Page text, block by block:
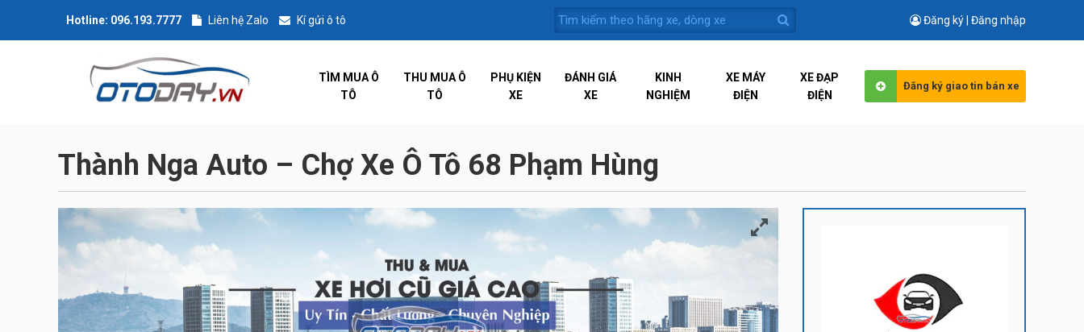
Hotline: 096.193.7777 Liên hệ Zalo Kí gửi ô tô Đăng ký | Đăng nhập
TÌM MUA Ô
TÔ
THU MUA Ô
TÔ
PHỤ KIỆN
XE
ĐÁNH GIÁ
XE
KINH
NGHIỆM
XE MÁY
ĐIỆN
XE ĐẠP
ĐIỆN
Đăng ký giao tin bán xe
Thành Nga Auto – Chợ Xe Ô Tô 68 Phạm Hùng